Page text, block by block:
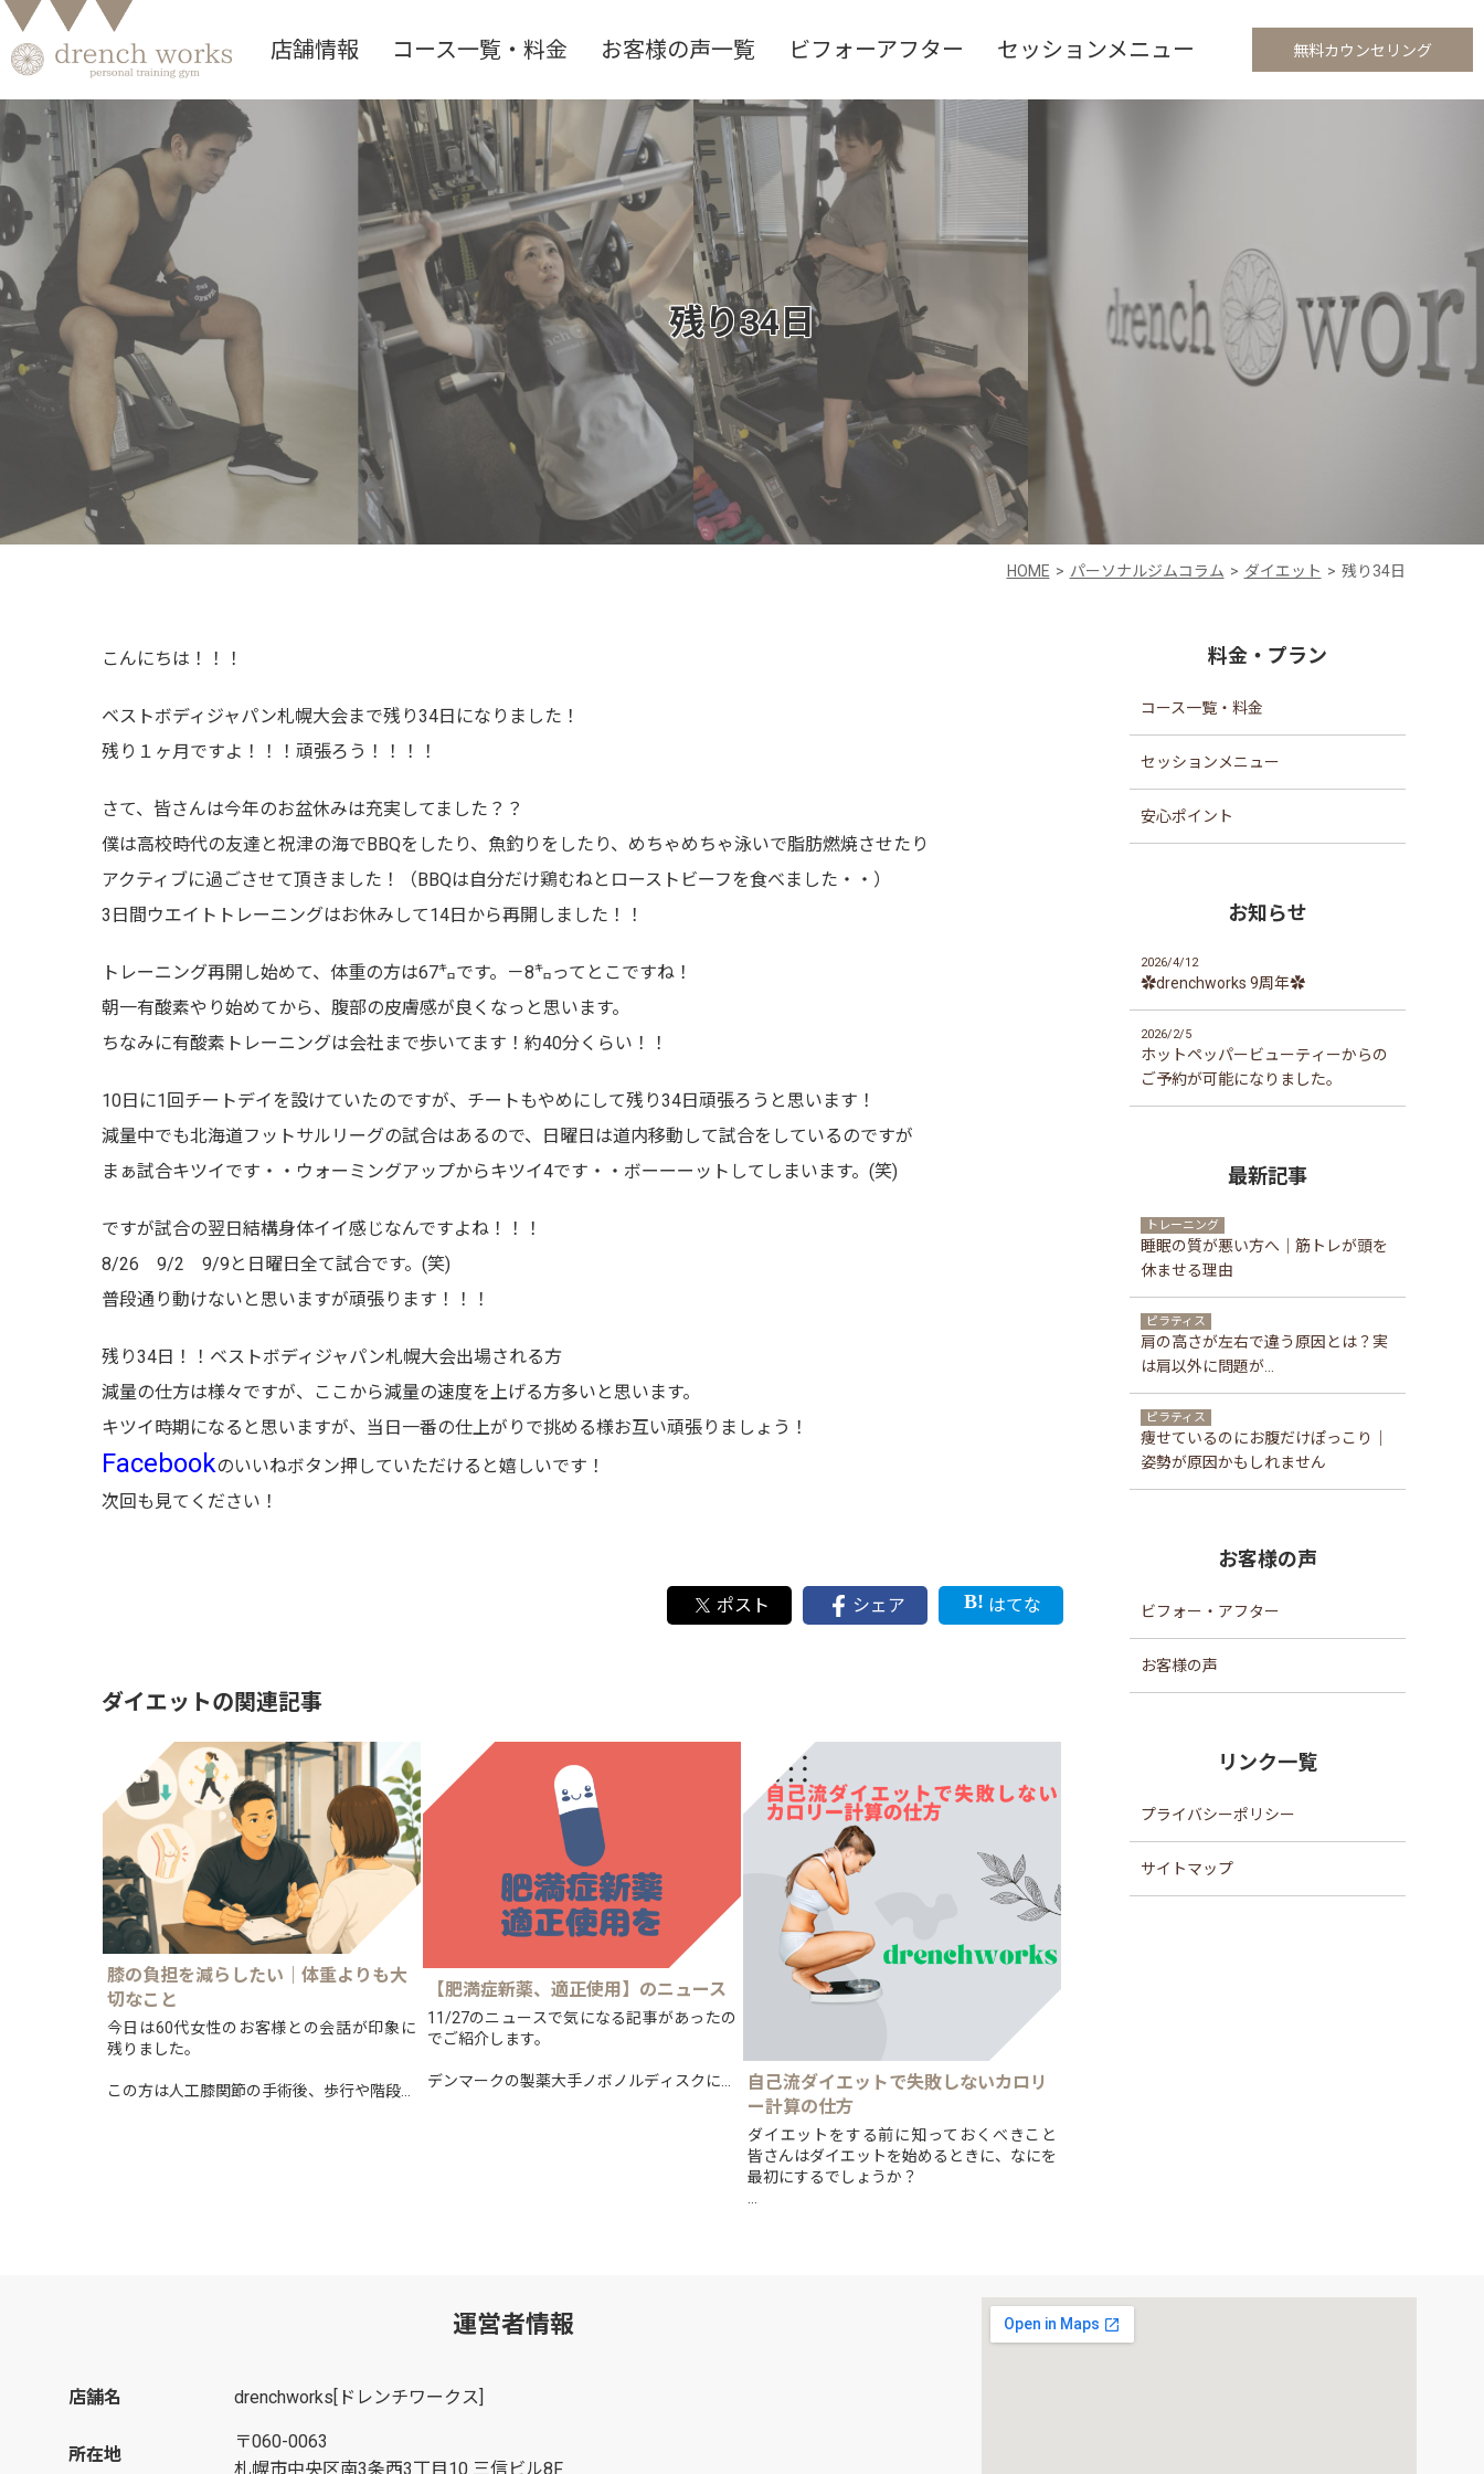
店舗情報 コース一覧・料金 お客様の声一覧 ビフォーアフター セッションメニュー 無料カウンセリング
残り34日
HOME パーソナルジムコラム ダイエット 残り34日
こんにちは！！！
ベストボディジャパン札幌大会まで残り34日になりました！
残り１ヶ月ですよ！！！頑張ろう！！！！
さて、皆さんは今年のお盆休みは充実してました？？
僕は高校時代の友達と祝津の海でBBQをしたり、魚釣りをしたり、めちゃめちゃ泳いで脂肪燃焼させたり
アクティブに過ごさせて頂きました！（BBQは自分だけ鶏むねとローストビーフを食べました・・）
3日間ウエイトトレーニングはお休みして14日から再開しました！！
トレーニング再開し始めて、体重の方は67㌔です。－8㌔ってとこですね！
朝一有酸素やり始めてから、腹部の皮膚感が良くなっと思います。
ちなみに有酸素トレーニングは会社まで歩いてます！約40分くらい！！
10日に1回チートデイを設けていたのですが、チートもやめにして残り34日頑張ろうと思います！
減量中でも北海道フットサルリーグの試合はあるので、日曜日は道内移動して試合をしているのですが
まぁ試合キツイです・・ウォーミングアップからキツイ4です・・ボーーーットしてしまいます。(笑)
ですが試合の翌日結構身体イイ感じなんですよね！！！
8/26 9/2 9/9と日曜日全て試合です。(笑)
普段通り動けないと思いますが頑張ります！！！
残り34日！！ベストボディジャパン札幌大会出場される方
減量の仕方は様々ですが、ここから減量の速度を上げる方多いと思います。
キツイ時期になると思いますが、当日一番の仕上がりで挑める様お互い頑張りましょう！
Facebookのいいねボタン押していただけると嬉しいです！
次回も見てください！
ポスト シェア はてな
ダイエットの関連記事
膝の負担を減らしたい｜体重よりも大
切なこと
今日は60代女性のお客様との会話が印象に
残りました。
この方は人工膝関節の手術後、歩行や階段の
【肥満症新薬、適正使用】のニュース
11/27のニュースで気になる記事があったの
でご紹介します。
デンマークの製薬大手ノボノルディスクによ
自己流ダイエットで失敗しないカロリ
ー計算の仕方
ダイエットをする前に知っておくべきこと
皆さんはダイエットを始めるときに、なにを
最初にするでしょうか？
料金・プラン
コース一覧・料金
セッションメニュー
安心ポイント
お知らせ
2026/4/12
✿drenchworks 9周年✿
2026/2/5
ホットペッパービューティーからの
ご予約が可能になりました。
最新記事
トレーニング
睡眠の質が悪い方へ｜筋トレが頭を
休ませる理由
ピラティス
肩の高さが左右で違う原因とは？実
は肩以外に問題が...
ピラティス
痩せているのにお腹だけぽっこり｜
姿勢が原因かもしれません
お客様の声
ビフォー・アフター
お客様の声
リンク一覧
プライバシーポリシー
サイトマップ
運営者情報
店舗名 drenchworks[ドレンチワークス]
所在地
〒060-0063
札幌市中央区南3条西3丁目10 三信ビル8F